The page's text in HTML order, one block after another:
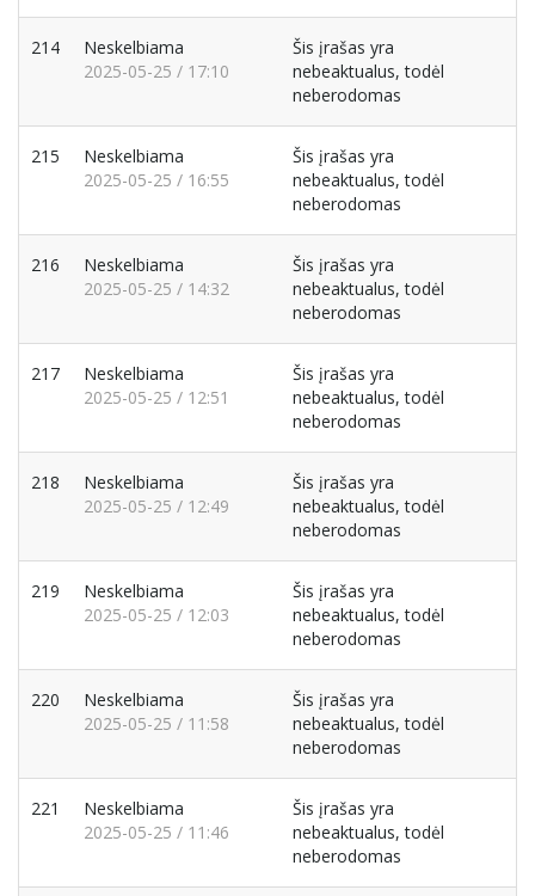
214
Neskelbiama
2025-05-25 / 17:10
Šis įrašas yra
nebeaktualus, todėl
neberodomas
215
Neskelbiama
2025-05-25 / 16:55
Šis įrašas yra
nebeaktualus, todėl
neberodomas
216
Neskelbiama
2025-05-25 / 14:32
Šis įrašas yra
nebeaktualus, todėl
neberodomas
217
Neskelbiama
2025-05-25 / 12:51
Šis įrašas yra
nebeaktualus, todėl
neberodomas
218
Neskelbiama
2025-05-25 / 12:49
Šis įrašas yra
nebeaktualus, todėl
neberodomas
219
Neskelbiama
2025-05-25 / 12:03
Šis įrašas yra
nebeaktualus, todėl
neberodomas
220
Neskelbiama
2025-05-25 / 11:58
Šis įrašas yra
nebeaktualus, todėl
neberodomas
221
Neskelbiama
2025-05-25 / 11:46
Šis įrašas yra
nebeaktualus, todėl
neberodomas